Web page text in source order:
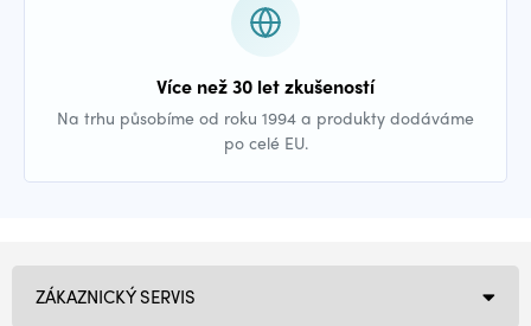
Více než 30 let zkušeností
Na trhu působíme od roku 1994 a produkty dodáváme
po celé EU.
ZÁKAZNICKÝ SERVIS